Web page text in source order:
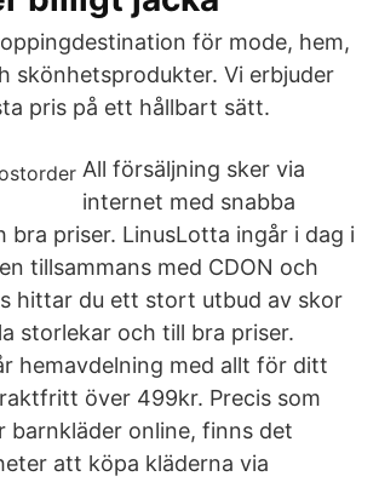
för mode, hem,
skönhetsprodukter. Vi erbjuder
pris på ett hållbart sätt.
All försäljning sker via
internet med snabba
bra priser. LinusLotta ingår i dag i
tillsammans med CDON och
hittar du ett stort utbud av skor
storlekar och till bra priser.
hemavdelning med allt för ditt
över 499kr. Precis som
barnkläder online, finns det
att köpa kläderna via